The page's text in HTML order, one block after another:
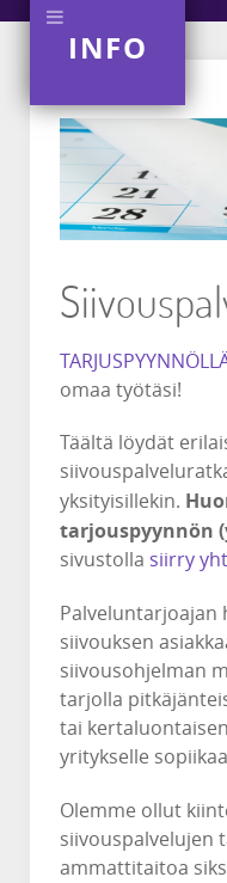
INFO
omaa työtäsi!
Täältä löydät
yksityisillekin.
tarjouspyynnön
sivustolla siirry
Palveluntarjoajan
siivouksen
siivousohjelman
tarjolla
tai
yritykselle
Olemme ollut
siivouspalvelujen
ammattitaitoa